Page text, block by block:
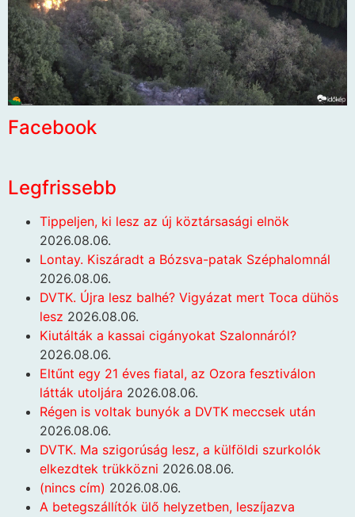
Facebook
Legfrissebb
Tippeljen, ki lesz az új köztársasági elnök
2026.08.06.
Lontay. Kiszáradt a Bózsva-patak Széphalomnál
2026.08.06.
DVTK. Újra lesz balhé? Vigyázat mert Toca dühös
lesz 2026.08.06.
Kiutálták a kassai cigányokat Szalonnáról?
2026.08.06.
Eltűnt egy 21 éves fiatal, az Ozora fesztiválon
látták utoljára 2026.08.06.
Régen is voltak bunyók a DVTK meccsek után
2026.08.06.
DVTK. Ma szigorúság lesz, a külföldi szurkolók
elkezdtek trükközni 2026.08.06.
(nincs cím) 2026.08.06.
A betegszállítók ülő helyzetben, leszíjazva